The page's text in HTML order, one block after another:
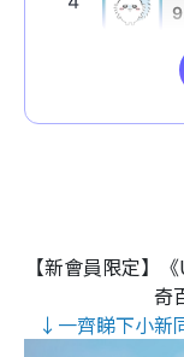
【新會員限定】
奇
↓一齊睇下小新